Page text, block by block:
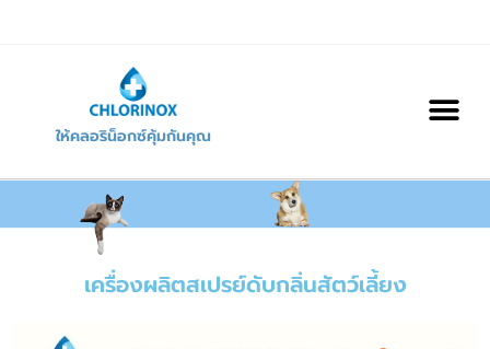
ให้คลอริน็อกซ์คุ้มกันคุณ
เครื่องผลิตสเปรย์ดับกลิ่นสัตว์เลี้ยง